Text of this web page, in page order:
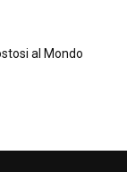
al Mondo